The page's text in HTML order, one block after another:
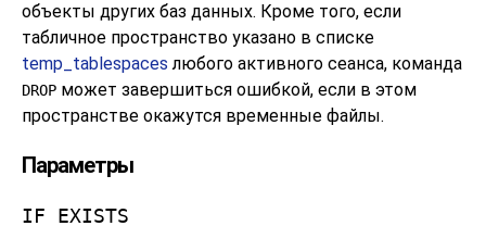
объекты других баз данных. Кроме того, если
табличное пространство указано в списке
temp_tablespaces любого активного сеанса, команда
DROP может завершиться ошибкой, если в этом
пространстве окажутся временные файлы.
Параметры
IF EXISTS